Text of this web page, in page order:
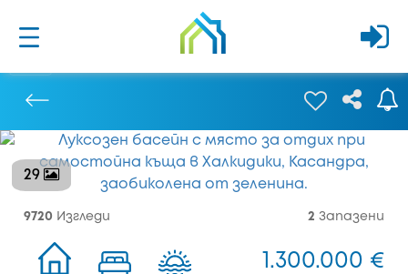
29
9720 Изгледи 2 Запазени
1.300.000 €